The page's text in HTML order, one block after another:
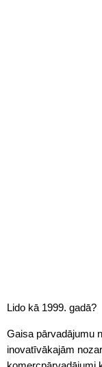
Lido kā 1999. gadā?
Gaisa pārvadājumu
inovatīvākajām